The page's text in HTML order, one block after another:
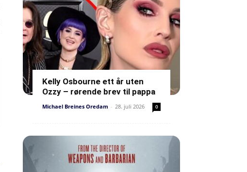
Kelly Osbourne ett år uten
Ozzy – rørende brev til pappa
Michael Breines Oredam - 28. juli 2026 0